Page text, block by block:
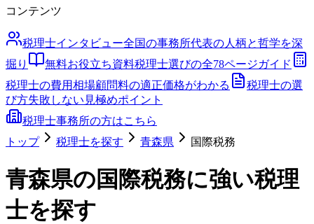
コンテンツ
税理士インタビュー全国の事務所代表の人柄と哲学を深
掘り
無料お役立ち資料税理士選びの全78ページガイド
税理士の費用相場顧問料の適正価格がわかる
税理士の選
び方失敗しない見極めポイント
税理士事務所の方はこちら
トップ
税理士を探す 青森県 国際税務
青森県の国際税務に強い税理
士を探す